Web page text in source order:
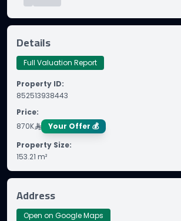
Details
Full Valuation Report
Property ID:
852513938443
Price:
870K
Your Offer 💰
Property Size:
153.21 m²
Address
Open on Google Maps